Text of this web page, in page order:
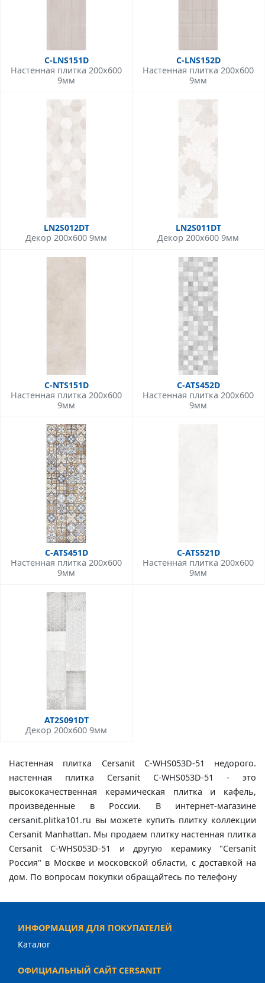
C-LNS151D
Настенная плитка 200x600
9мм
C-LNS152D
Настенная плитка 200x600
9мм
LN2S012DT
Декор 200x600 9мм
LN2S011DT
Декор 200x600 9мм
C-NTS151D
Настенная плитка 200x600
9мм
C-ATS452D
Настенная плитка 200x600
9мм
C-ATS451D
Настенная плитка 200x600
9мм
C-ATS521D
Настенная плитка 200x600
9мм
AT2S091DT
Декор 200x600 9мм
Настенная плитка Cersanit C-WHS053D-51 недорого.
настенная плитка Cersanit C-WHS053D-51 - это
высококачественная керамическая плитка и кафель,
произведенные в России. В интернет-магазине
cersanit.plitka101.ru вы можете купить плитку коллекции
Cersanit Manhattan. Мы продаем плитку настенная плитка
Cersanit C-WHS053D-51 и другую керамику "Cersanit
Россия" в Москве и московской области, с доставкой на
дом. По вопросам покупки обращайтесь по телефону
ИНФОРМАЦИЯ ДЛЯ ПОКУПАТЕЛЕЙ
Каталог
ОФИЦИАЛЬНЫЙ САЙТ CERSANIT